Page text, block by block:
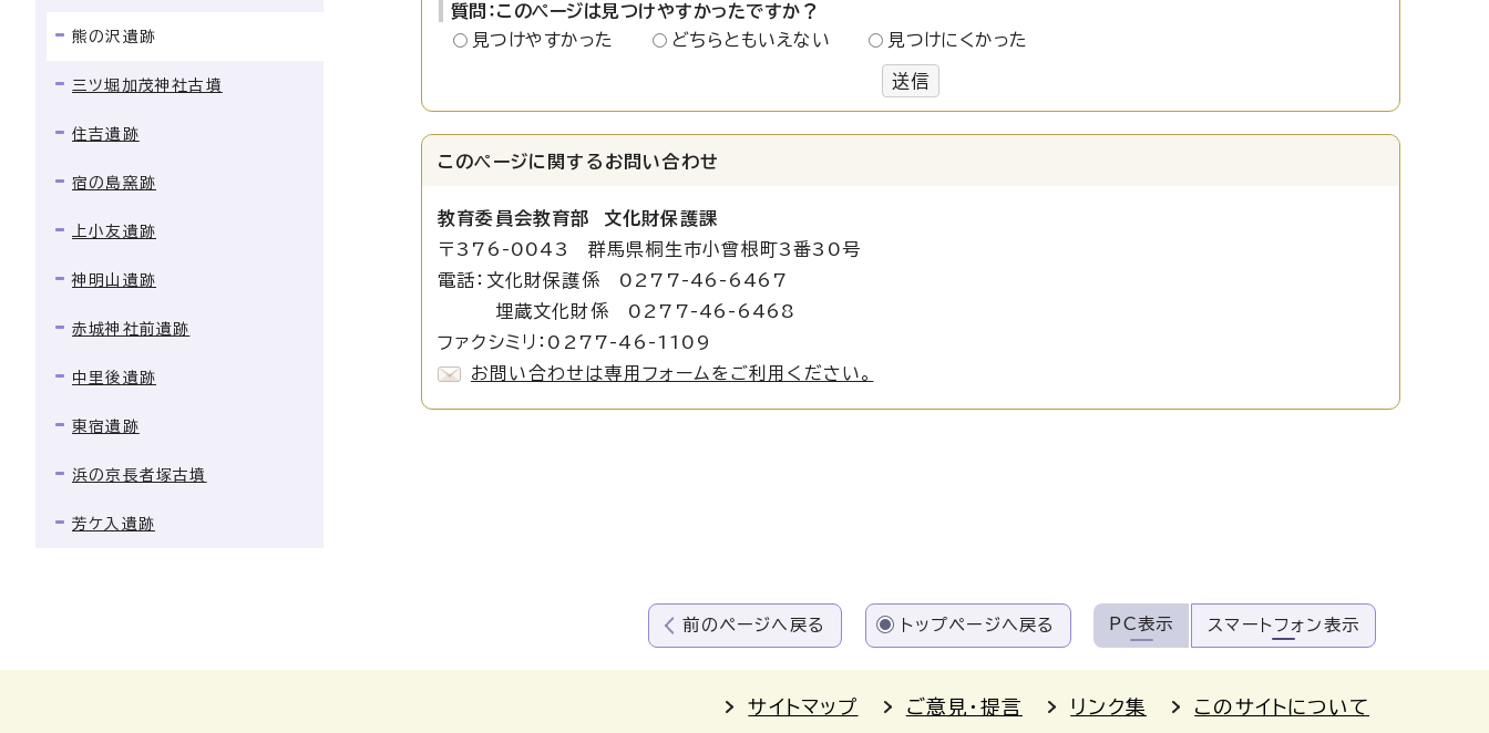
質問：このページは見つけやすかったですか？
見つけやすかった
どちらともいえない 見つけにくかった
送信
このページに関する お問い合わせ
教育委員会教育部 文化財保護課
〒376-0043 群馬県桐生市小曾根町3番30号
電話：文化財保護係 0277-46-6467
埋蔵文化財係 0277-46-6468
ファクシミリ：0277-46-1109
お問い合わせは専用フォームをご利用ください。
熊の沢遺跡
三ツ堀加茂神社古墳
住吉遺跡
宿の島窯跡
上小友遺跡
神明山遺跡
赤城神社前遺跡
中里後遺跡
東宿遺跡
浜の京長者塚古墳
芳ケ入遺跡
前のページへ戻る トップページへ戻る PC表示 スマートフォン表示
サイトマップ ご意見・提言 リンク集 このサイトについて